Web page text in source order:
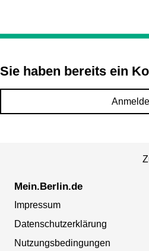
Sie haben bereits ein
Mein.Berlin.de
Impressum
Datenschutzerklärung
Nutzungsbedingungen